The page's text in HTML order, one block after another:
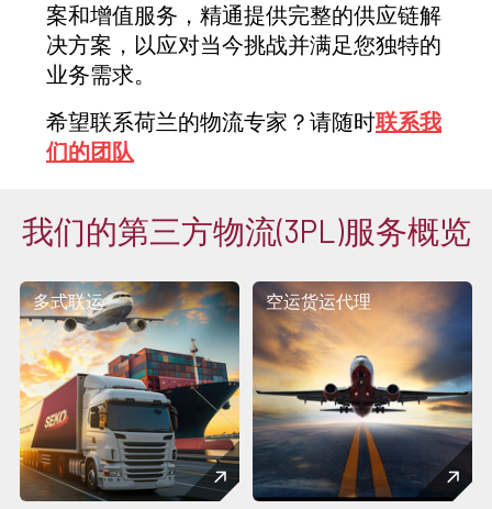
案和增值服务，精通提供完整的供应链解
决方案，以应对当今挑战并满足您独特的
业务需求。
希望联系荷兰的物流专家？请随时联系我
们的团队
我们的第三方物流(3PL)服务概览
多式联运 空运货运代理